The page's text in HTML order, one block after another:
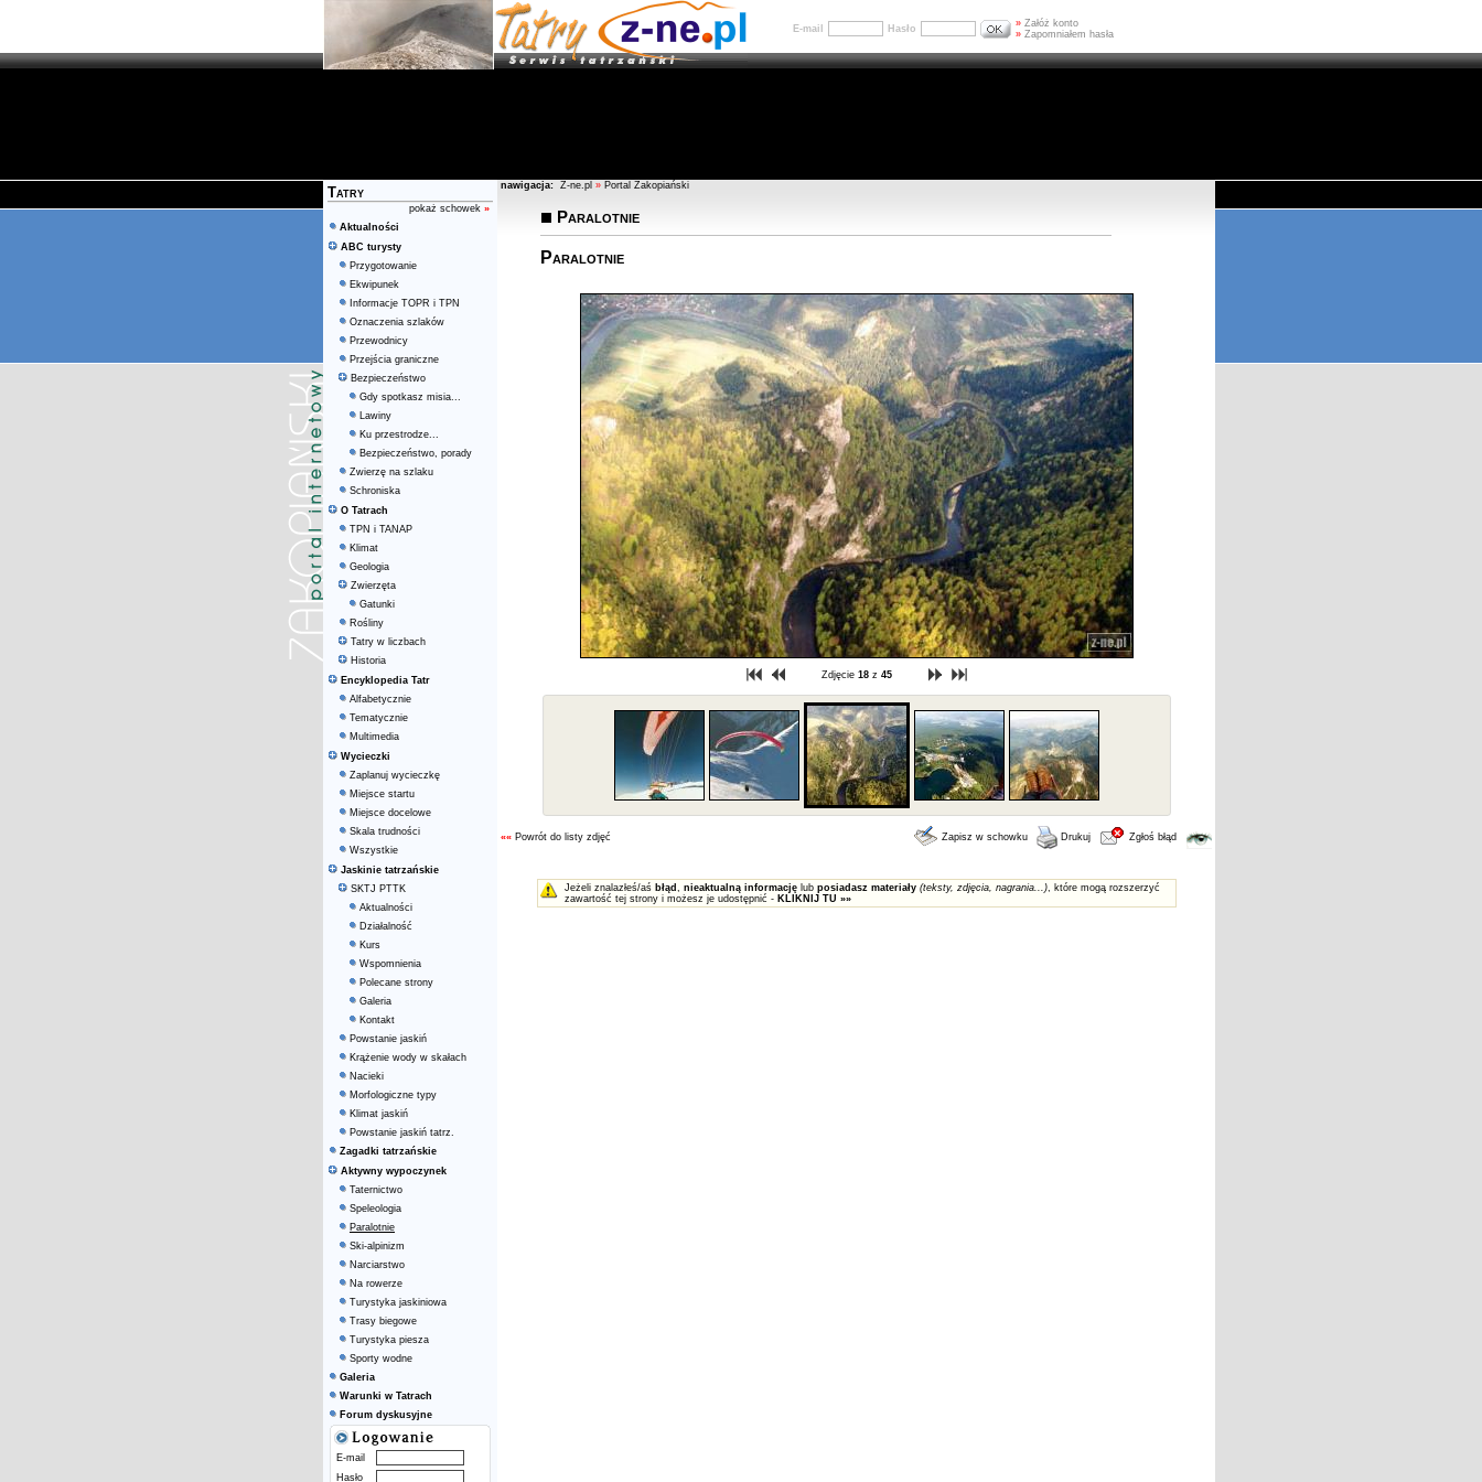
E-mail Hasło » Załóż konto
» Zapomniałem hasła
Tatry
pokaż schowek »
Aktualności
ABC turysty
Przygotowanie
Ekwipunek
Informacje TOPR i TPN
Oznaczenia szlaków
Przewodnicy
Przejścia graniczne
Bezpieczeństwo
Gdy spotkasz misia...
Lawiny
Ku przestrodze...
Bezpieczeństwo, porady
Zwierzę na szlaku
Schroniska
O Tatrach
TPN i TANAP
Klimat
Geologia
Zwierzęta
Gatunki
Rośliny
Tatry w liczbach
Historia
Encyklopedia Tatr
Alfabetycznie
Tematycznie
Multimedia
Wycieczki
Zaplanuj wycieczkę
Miejsce startu
Miejsce docelowe
Skala trudności
Wszystkie
Jaskinie tatrzańskie
SKTJ PTTK
Aktualności
Działalność
Kurs
Wspomnienia
Polecane strony
Galeria
Kontakt
Powstanie jaskiń
Krążenie wody w skałach
Nacieki
Morfologiczne typy
Klimat jaskiń
Powstanie jaskiń tatrz.
Zagadki tatrzańskie
Aktywny wypoczynek
Taternictwo
Speleologia
Paralotnie
Ski-alpinizm
Narciarstwo
Na rowerze
Turystyka jaskiniowa
Trasy biegowe
Turystyka piesza
Sporty wodne
Galeria
Warunki w Tatrach
Forum dyskusyjne
E-mail
Hasło
nawigacja: Z-ne.pl » Portal Zakopiański
Paralotnie
Paralotnie
Zdjęcie 18z 45
«« Powrót do listy zdjęć Zapisz w schowku Drukuj Zgłoś błąd
Jeżeli znalazłeś/aś błąd , nieaktualną informacjęlub posiadasz materiały (teksty, zdjęcia, nagrania...), które mogą rozszerzyć
zawartość tej strony i możesz je udostępnić - KLIKNIJ TU »»